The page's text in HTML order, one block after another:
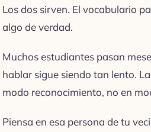
Los dos sirven. El vocabulario
algo de verdad.
Muchos estudiantes pasan
hablar sigue siendo tan lento.
modo reconocimiento, no en
Piensa en esa persona de tu